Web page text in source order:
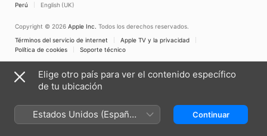
Perú English (UK)
Copyright © 2026 Apple Inc. Todos los derechos reservados.
Términos del servicio de internet
Apple TV y la privacidad
Política de cookies
Soporte técnico
Elige otro país para ver el contenido específico
de tu ubicación
Estados Unidos (Español
México)
Continuar